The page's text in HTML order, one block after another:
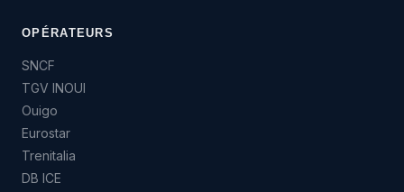
OPÉRATEURS
SNCF
TGV INOUI
Ouigo
Eurostar
Trenitalia
DB ICE